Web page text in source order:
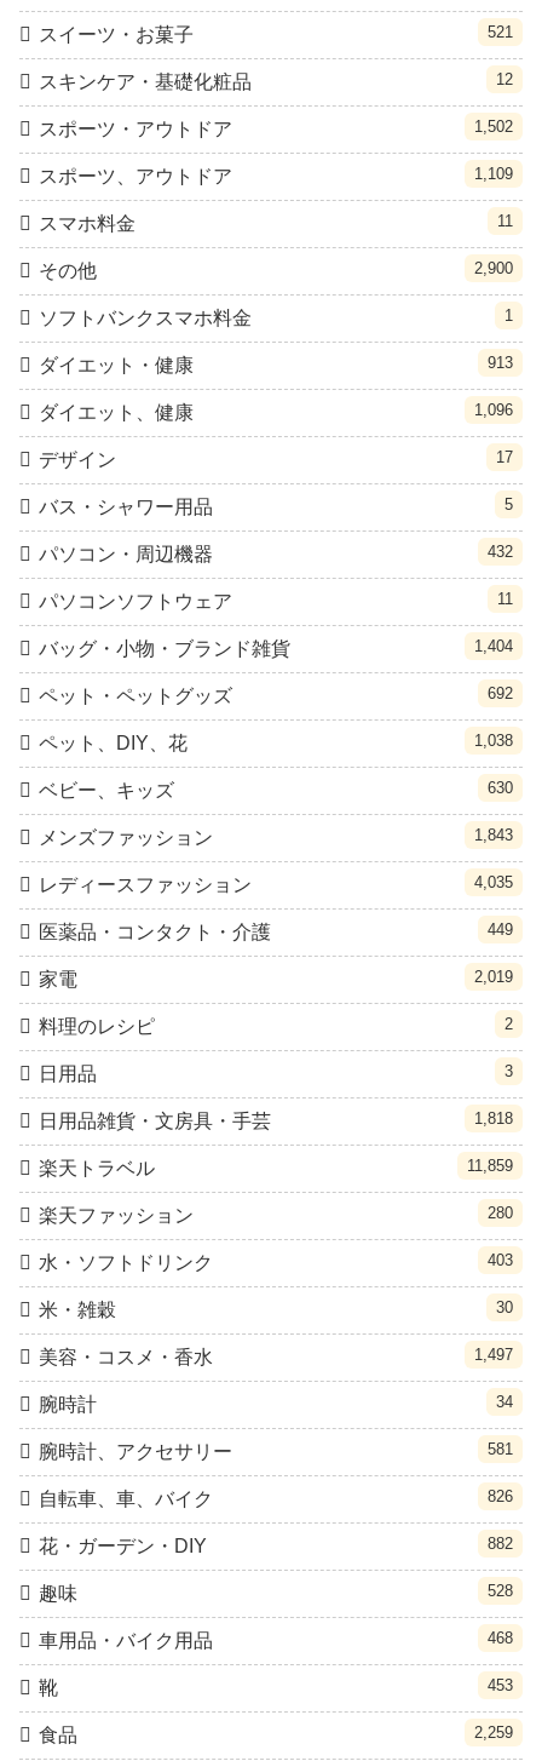
スイーツ・お菓子 521
スキンケア・基礎化粧品 12
スポーツ・アウトドア 1,502
スポーツ、アウトドア 1,109
スマホ料金 11
その他 2,900
ソフトバンクスマホ料金 1
ダイエット・健康 913
ダイエット、健康 1,096
デザイン 17
バス・シャワー用品 5
パソコン・周辺機器 432
パソコンソフトウェア 11
バッグ・小物・ブランド雑貨 1,404
ペット・ペットグッズ 692
ペット、DIY、花 1,038
ベビー、キッズ 630
メンズファッション 1,843
レディースファッション 4,035
医薬品・コンタクト・介護 449
家電 2,019
料理のレシピ 2
日用品 3
日用品雑貨・文房具・手芸 1,818
楽天トラベル 11,859
楽天ファッション 280
水・ソフトドリンク 403
米・雑穀 30
美容・コスメ・香水 1,497
腕時計 34
腕時計、アクセサリー 581
自転車、車、バイク 826
花・ガーデン・DIY 882
趣味 528
車用品・バイク用品 468
靴 453
食品 2,259